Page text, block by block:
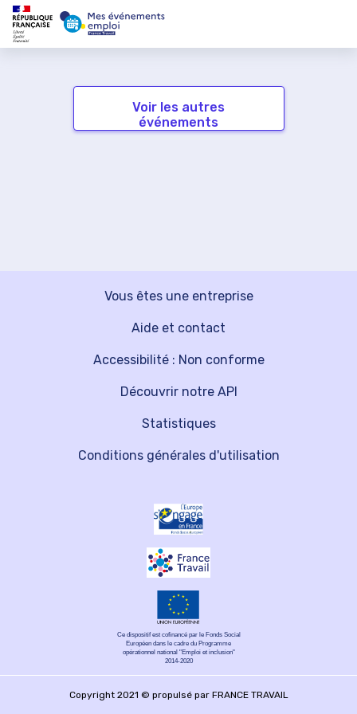
Voir les autres
événements
Vous êtes une entreprise
Découvrir notre API
Aide et contact
Statistiques
Accessibilité : Non conforme
Conditions générales d'utilisation
Ce dispositif est cofinancé par le Fonds Social
Européen dans le cadre du Programme
opérationnel national "Emploi et inclusion"
2014-2020
Copyright 2021 © propulsé par FRANCE TRAVAIL